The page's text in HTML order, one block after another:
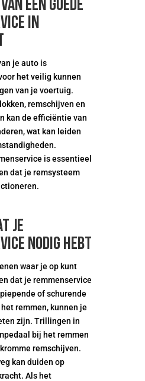
een goede
in
je auto is
het veilig kunnen
van je voertuig.
remschijven en
kan de efficiëntie van
wat kan leiden
is essentieel
dat je remsysteem
je
nodig hebt
waar je op kunt
dat je remmenservice
of schurende
remmen, kunnen je
zijn. Trillingen in
bij het remmen
remschijven.
kan duiden op
Als het